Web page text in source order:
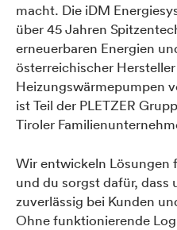
macht. Die iDM
über 45 Jahren
erneuerbaren Energien
österreichischer
Heizungswärmepumpen
ist Teil der PLETZER
Tiroler
Wir entwickeln Lösungen
und du sorgst dafür, dass
zuverlässig bei Kunden
Ohne funktionierende